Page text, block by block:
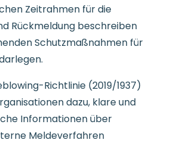
Zeitrahmen für die
Rückmeldung beschreiben
Schutzmaßnahmen für
Richtlinie (2019/1937)
dazu, klare und
Informationen über
Meldeverfahren